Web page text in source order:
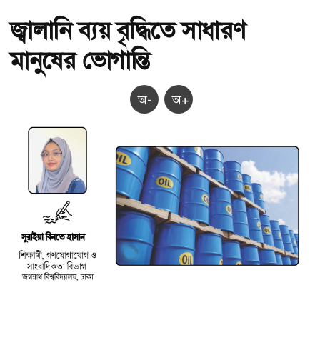
জ্বালানি ব্যয় বৃদ্ধিতে সাধারণ
মানুষের ভোগান্তি
অ- অ+